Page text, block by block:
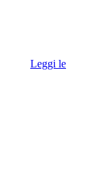
Leggi le